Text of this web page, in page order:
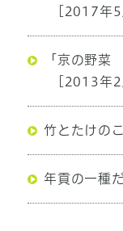
[2017年5
「京の野菜
[2013年2
竹とたけの
年貢の一種